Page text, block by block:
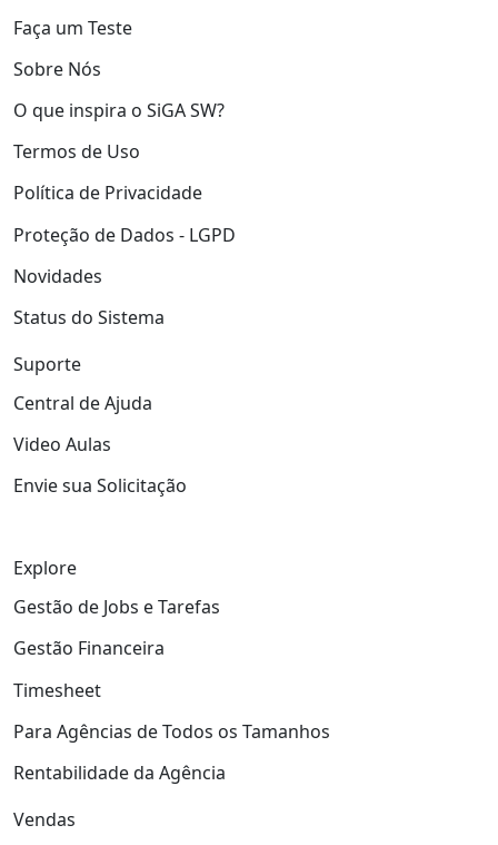
Faça um Teste
Sobre Nós
O que inspira o SiGA SW?
Termos de Uso
Política de Privacidade
Proteção de Dados - LGPD
Novidades
Status do Sistema
Suporte
Central de Ajuda
Video Aulas
Envie sua Solicitação
Explore
Gestão de Jobs e Tarefas
Gestão Financeira
Timesheet
Para Agências de Todos os Tamanhos
Rentabilidade da Agência
Vendas